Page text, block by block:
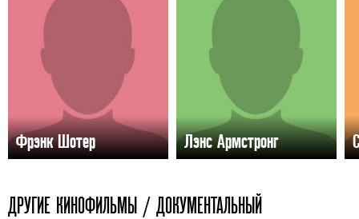
Фрэнк Шотер Лэнс Армстронг
ДРУГИЕ КИНОФИЛЬМЫ / ДОКУМЕНТАЛЬНЫЙ